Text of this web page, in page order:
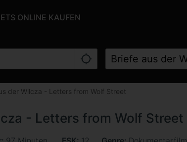
ONLINE KAUFEN
der Wilcza - Letters from Wolf Street
- Letters from Wolf Street